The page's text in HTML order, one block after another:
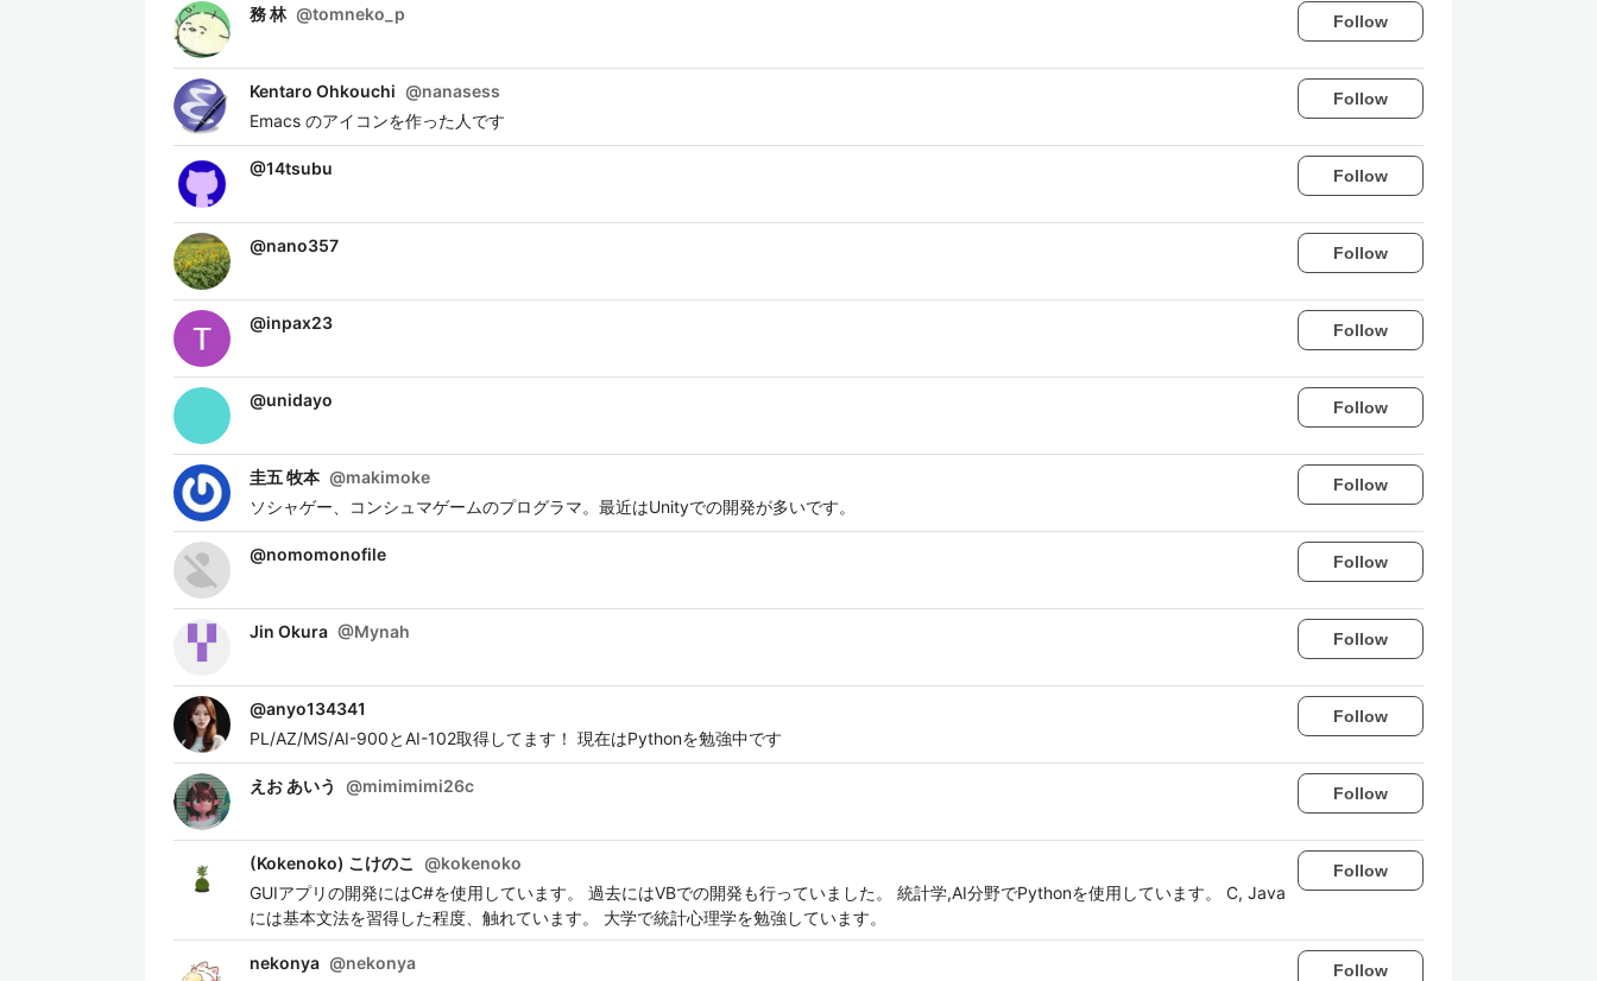
務 林 @tomneko_p Follow
Kentaro Ohkouchi @nanasess
Emacs のアイコンを作った人です
Follow
@14tsubu Follow
@nano357 Follow
@inpax23 Follow
@unidayo Follow
圭五 牧本 @makimoke
ソシャゲー、コンシュマゲームのプログラマ。最近はUnityでの開発が多いです。
Follow
@nomomonofile Follow
Jin Okura @Mynah Follow
@anyo134341
PL/AZ/MS/AI-900とAI-102取得してます！ 現在はPythonを勉強中です
Follow
えお あいう @mimimimi26c Follow
(Kokenoko) こけのこ @kokenoko
GUIアプリの開発にはC#を使用しています。 過去にはVBでの開発も行っていました。 統計学,AI分野でPythonを使用しています。 C, Java
には基本文法を習得した程度、触れています。 大学で統計心理学を勉強しています。
Follow
nekonya @nekonya
Follow